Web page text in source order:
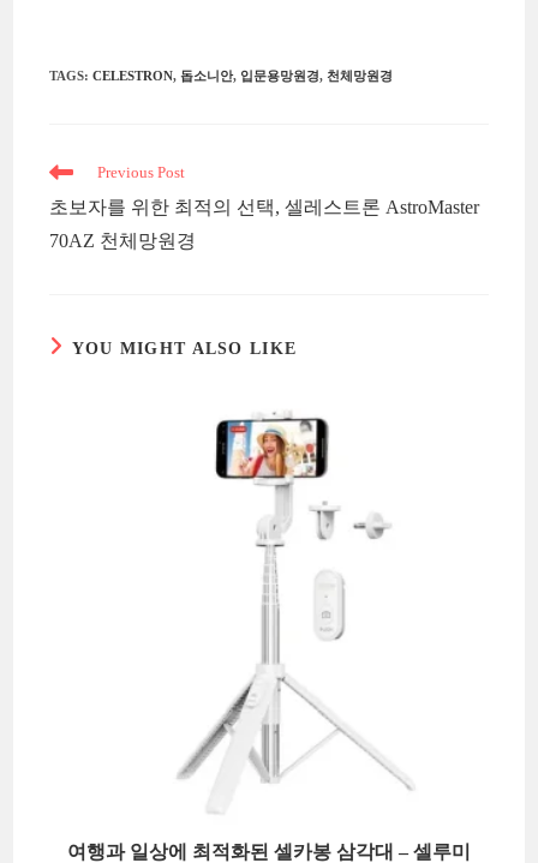
TAGS:CELESTRON, 돕소니안, 입문용망원경, 천체망원경
Read
articles
Previous Post
초보자를 위한 최적의 선택, 셀레스트론 AstroMaster
70AZ 천체망원경
YOU MIGHT ALSO LIKE
여행과 일상에 최적화된 셀카봉 삼각대 – 셀루미